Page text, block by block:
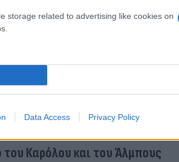
storage related to advertising like cookies on
Data Access Privacy Policy
έμεινε παράλυτος
τραγικό θάνατο μπροστά
του Καρόλου και του Άλμπους